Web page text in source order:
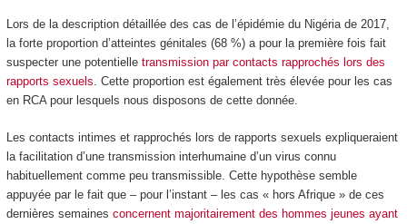
Lors de la description détaillée des cas de l’épidémie du Nigéria de 2017,
la forte proportion d’atteintes génitales (68 %) a pour la première fois fait
suspecter une potentielle transmission par contacts rapprochés lors des
rapports sexuels. Cette proportion est également très élevée pour les cas
en RCA pour lesquels nous disposons de cette donnée.
Les contacts intimes et rapprochés lors de rapports sexuels expliqueraient
la facilitation d’une transmission interhumaine d’un virus connu
habituellement comme peu transmissible. Cette hypothèse semble
appuyée par le fait que – pour l’instant – les cas « hors Afrique » de ces
dernières semaines concernent majoritairement des hommes jeunes ayant